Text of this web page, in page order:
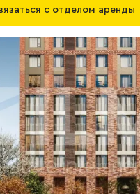
с отделом аренды